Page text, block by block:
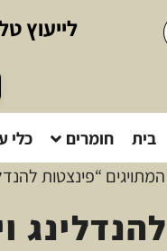
לייעוץ
בית חומרים כלי
“פינצטות